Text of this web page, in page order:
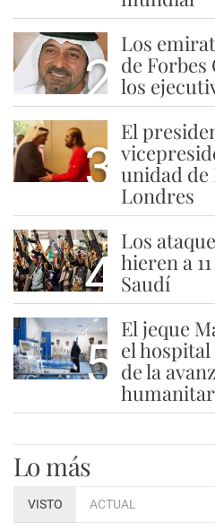
2
Los
de
los
3
El
unidad de
Londres
4
Los
hieren a
Saudí
5
El jeque
el
de la
Lo más
VISTO ACTUAL